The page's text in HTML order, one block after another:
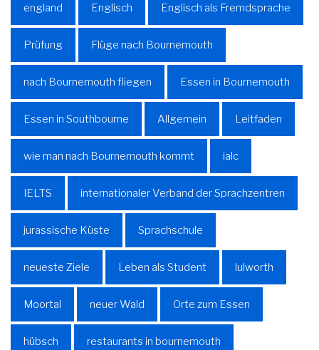
england Englisch Englisch als Fremdsprache
Prüfung Flüge nach Bournemouth
nach Bournemouth fliegen Essen in Bournemouth
Essen in Southbourne Allgemein Leitfaden
wie man nach Bournemouth kommt ialc
IELTS internationaler Verband der Sprachzentren
jurassische Küste Sprachschule
neueste Ziele Leben als Student lulworth
Moortal neuer Wald Orte zum Essen
hübsch restaurants in bournemouth